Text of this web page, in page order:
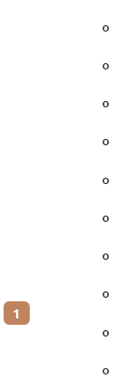
1
⚬
⚬
⚬
⚬
⚬
⚬
⚬
⚬
⚬
⚬